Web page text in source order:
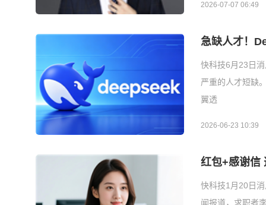
2026-07-07 06:49
急缺人才！
快科技6月23日
严重的人才短缺
翼透
2026-06-23 10:39
红包+感谢信
快科技1月20日
闻报道，求职者